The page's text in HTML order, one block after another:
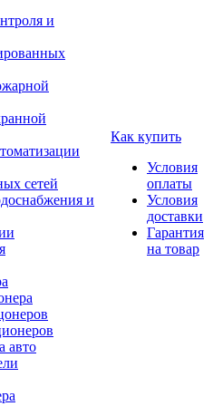
и
сетей
и
авто
Как купить
Условия
оплаты
Условия
доставки
Гарантия
на товар